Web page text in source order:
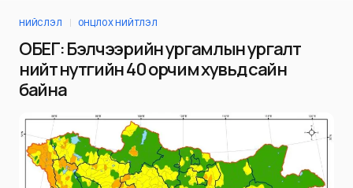
НИЙСЛЭЛ ОНЦЛОХ НИЙТЛЭЛ
ОБЕГ: Бэлчээрийн ургамлын ургалт
нийт нутгийн 40 орчим хувьд сайн
байна